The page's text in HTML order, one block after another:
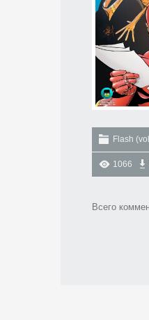
Flash
1066
Всего